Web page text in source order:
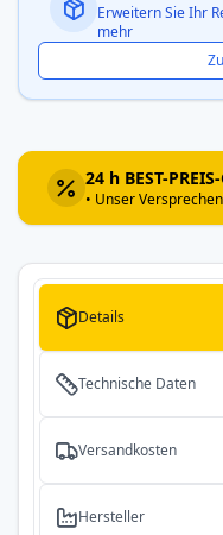
Erweitern Sie Ihr
mehr
24 h BEST-
• Unser
Details
Technische Daten
Versandkosten
Hersteller